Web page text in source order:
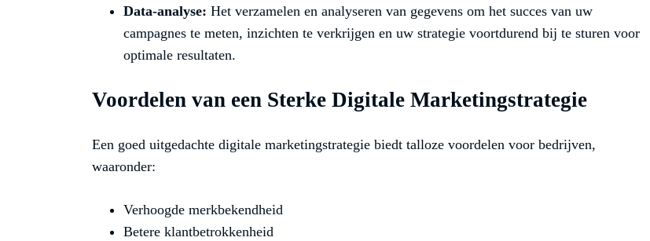
Data-analyse: Het verzamelen en analyseren van gegevens om het succes van uw
campagnes te meten, inzichten te verkrijgen en uw strategie voortdurend bij te sturen voor
optimale resultaten.
Voordelen van een Sterke Digitale Marketingstrategie
Een goed uitgedachte digitale marketingstrategie biedt talloze voordelen voor bedrijven,
waaronder:
Verhoogde merkbekendheid
Betere klantbetrokkenheid